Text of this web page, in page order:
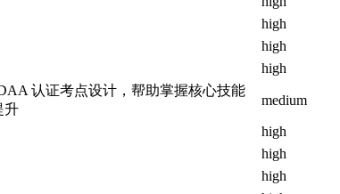
high
high
high
认证考点设计，帮助掌握核心技能
升
medium
high
high
high